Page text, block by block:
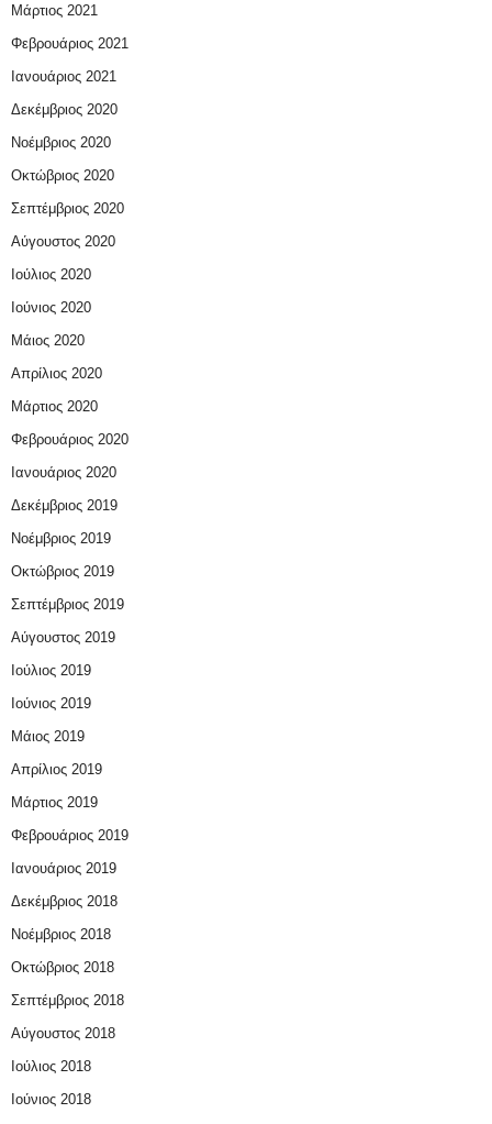
Μάρτιος 2021
Φεβρουάριος 2021
Ιανουάριος 2021
Δεκέμβριος 2020
Νοέμβριος 2020
Οκτώβριος 2020
Σεπτέμβριος 2020
Αύγουστος 2020
Ιούλιος 2020
Ιούνιος 2020
Μάιος 2020
Απρίλιος 2020
Μάρτιος 2020
Φεβρουάριος 2020
Ιανουάριος 2020
Δεκέμβριος 2019
Νοέμβριος 2019
Οκτώβριος 2019
Σεπτέμβριος 2019
Αύγουστος 2019
Ιούλιος 2019
Ιούνιος 2019
Μάιος 2019
Απρίλιος 2019
Μάρτιος 2019
Φεβρουάριος 2019
Ιανουάριος 2019
Δεκέμβριος 2018
Νοέμβριος 2018
Οκτώβριος 2018
Σεπτέμβριος 2018
Αύγουστος 2018
Ιούλιος 2018
Ιούνιος 2018